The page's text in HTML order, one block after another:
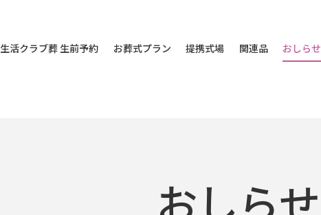
生活クラブ葬 生前予約 お葬式プラン 提携式場 関連品 おしらせ
おしらせ